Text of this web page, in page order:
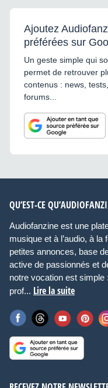
Ajoutez
préférées sur
Un geste simple qui
permet de retrouver
contenus : news,
forums...
QU’EST-CE
Audiofanzine est une
musique et à l’audio, à
petites annonces, base
active de passionnés et
notre vocation est simple
prof... Lire la suite